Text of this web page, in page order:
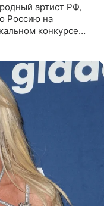
артист РФ,
Россию на
конкурсе